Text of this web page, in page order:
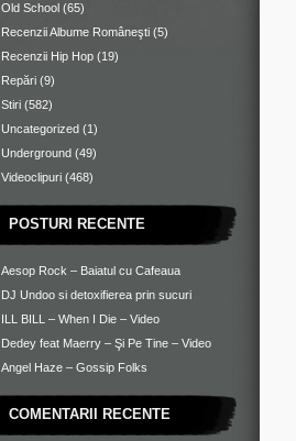
Old School (65)
Recenzii Albume Româneşti (5)
Recenzii Hip Hop (19)
Repări (9)
Stiri (582)
Uncategorized (1)
Underground (49)
Videoclipuri (468)
POSTURI RECENTE
Aesop Rock – Baiatul cu Cafeaua
DJ Undoo si detoxifierea prin sucuri
ILL BILL – When I Die – Video
Dedey feat Maerry – Şi Pe Tine – Video
Angel Haze – Gossip Folks
COMENTARII RECENTE